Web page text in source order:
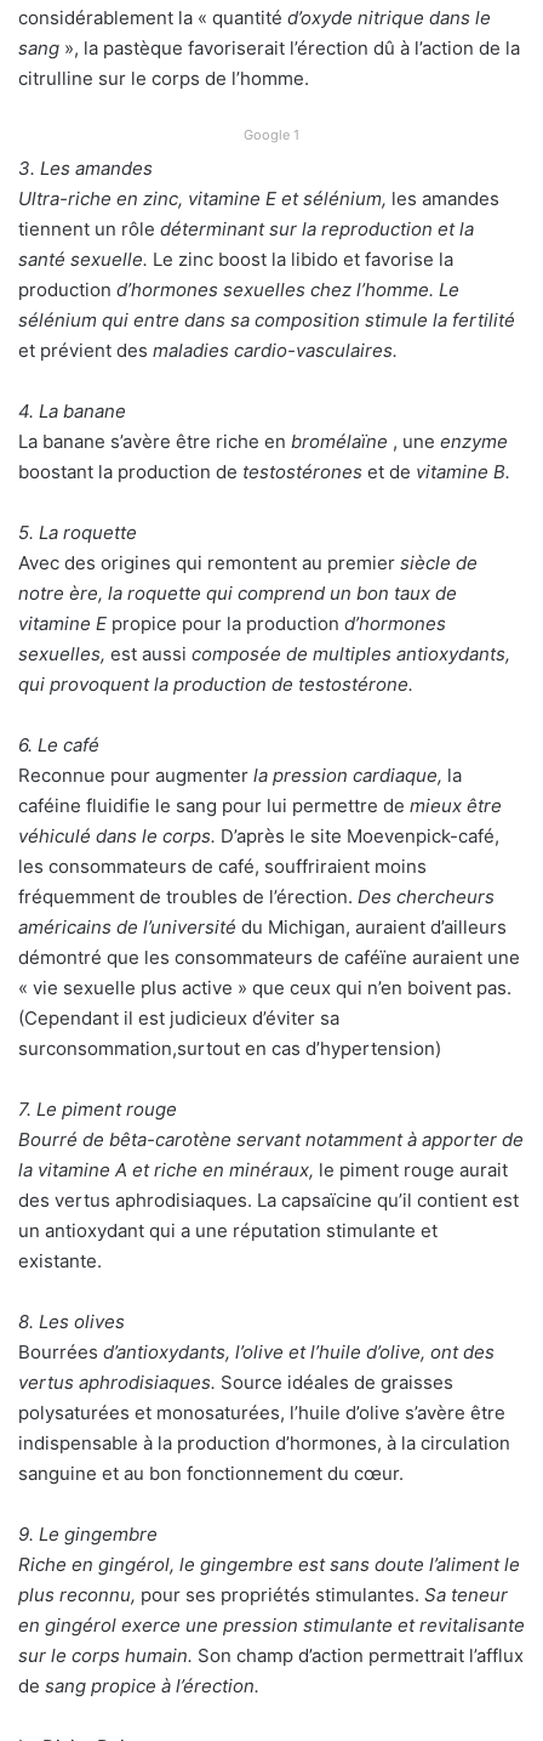
considérablement la « quantité d’oxyde nitrique dans le
sang », la pastèque favoriserait l’érection dû à l’action de la
citrulline sur le corps de l’homme.
Google 1
3. Les amandes
Ultra-riche en zinc, vitamine E et sélénium, les amandes
tiennent un rôle déterminant sur la reproduction et la
santé sexuelle. Le zinc boost la libido et favorise la
production d’hormones sexuelles chez l’homme. Le
sélénium qui entre dans sa composition stimule la fertilité
et prévient des maladies cardio-vasculaires.
4. La banane
La banane s’avère être riche en bromélaïne , une enzyme
boostant la production de testostérones et de vitamine B.
5. La roquette
Avec des origines qui remontent au premier siècle de
notre ère, la roquette qui comprend un bon taux de
vitamine E propice pour la production d’hormones
sexuelles, est aussi composée de multiples antioxydants,
qui provoquent la production de testostérone.
6. Le café
Reconnue pour augmenter la pression cardiaque, la
caféine fluidifie le sang pour lui permettre de mieux être
véhiculé dans le corps. D’après le site Moevenpick-café,
les consommateurs de café, souffriraient moins
fréquemment de troubles de l’érection. Des chercheurs
américains de l’université du Michigan, auraient d’ailleurs
démontré que les consommateurs de caféïne auraient une
« vie sexuelle plus active » que ceux qui n’en boivent pas.
(Cependant il est judicieux d’éviter sa
surconsommation,surtout en cas d’hypertension)
7. Le piment rouge
Bourré de bêta-carotène servant notamment à apporter de
la vitamine A et riche en minéraux, le piment rouge aurait
des vertus aphrodisiaques. La capsaïcine qu’il contient est
un antioxydant qui a une réputation stimulante et
existante.
8. Les olives
Bourrées d’antioxydants, l’olive et l’huile d’olive, ont des
vertus aphrodisiaques. Source idéales de graisses
polysaturées et monosaturées, l’huile d’olive s’avère être
indispensable à la production d’hormones, à la circulation
sanguine et au bon fonctionnement du cœur.
9. Le gingembre
Riche en gingérol, le gingembre est sans doute l’aliment le
plus reconnu, pour ses propriétés stimulantes. Sa teneur
en gingérol exerce une pression stimulante et revitalisante
sur le corps humain. Son champ d’action permettrait l’afflux
de sang propice à l’érection.